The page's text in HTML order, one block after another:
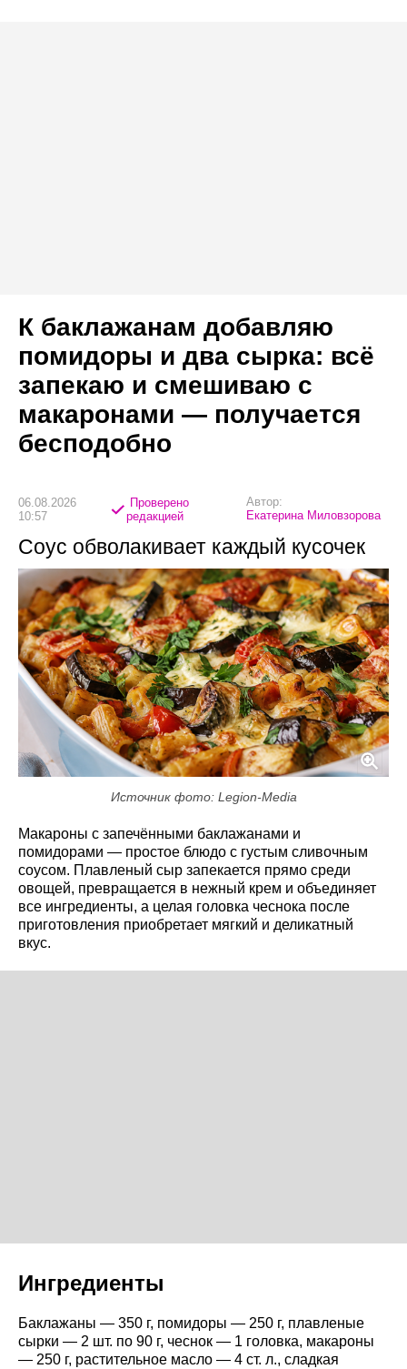
К баклажанам добавляю
помидоры и два сырка: всё
запекаю и смешиваю с
макаронами — получается
бесподобно
06.08.2026
10:57
Проверено
редакцией
Автор:
Екатерина Миловзорова
Соус обволакивает каждый кусочек
Источник фото: Legion-Media
Макароны с запечёнными баклажанами и
помидорами — простое блюдо с густым сливочным
соусом. Плавленый сыр запекается прямо среди
овощей, превращается в нежный крем и объединяет
все ингредиенты, а целая головка чеснока после
приготовления приобретает мягкий и деликатный
вкус.
Ингредиенты
Баклажаны — 350 г, помидоры — 250 г, плавленые
сырки — 2 шт. по 90 г, чеснок — 1 головка, макароны
— 250 г, растительное масло — 4 ст. л., сладкая